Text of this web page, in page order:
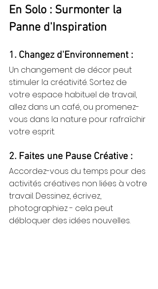
En Solo : Surmonter la
Panne d'Inspiration
1. Changez d'Environnement :
Un changement de décor peut
stimuler la créativité. Sortez de
votre espace habituel de travail,
allez dans un café, ou promenez-
vous dans la nature pour rafraîchir
votre esprit.
2. Faites une Pause Créative :
Accordez-vous du temps pour des
activités créatives non liées à votre
travail. Dessinez, écrivez,
photographiez - cela peut
débloquer des idées nouvelles.